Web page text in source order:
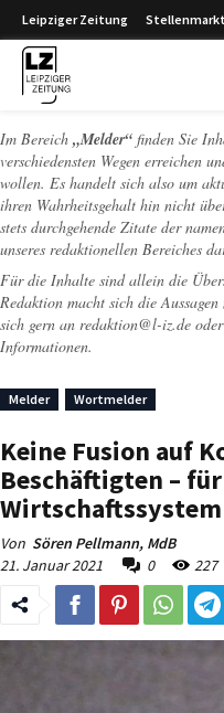
Leipziger Zeitung Stellenmarkt
Im Bereich „Melder“ finden Sie
verschiedensten Wegen erreichen
wollen. Es handelt sich also um
ihren Wahrheitsgehalt hin nicht
stets durchgehende Zitate der
unseres redaktionellen Bereiches
Für die Inhalte sind allein die
Redaktion macht sich die
sich gern an redaktion@l-iz.de
Informationen.
Melder Wortmelder
Keine Fusion auf
Beschäftigten –
Wirtschaftssystem
Von Sören Pellmann, MdB
21. Januar 2021
0 227